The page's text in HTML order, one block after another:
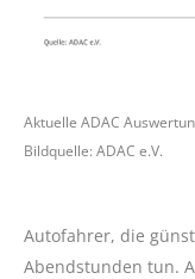
Aktuelle ADAC
Bildquelle: ADAC e.V.
Autofahrer, die
Abendstunden tun.